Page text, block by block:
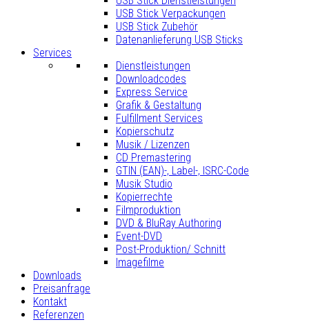
USB Stick Verpackungen
USB Stick Zubehör
Datenanlieferung USB Sticks
Services
Dienstleistungen
Downloadcodes
Express Service
Grafik & Gestaltung
Fulfillment Services
Kopierschutz
Musik / Lizenzen
CD Premastering
GTIN (EAN)-, Label-, ISRC-Code
Musik Studio
Kopierrechte
Filmproduktion
DVD & BluRay Authoring
Event-DVD
Post-Produktion/ Schnitt
Imagefilme
Downloads
Preisanfrage
Kontakt
Referenzen